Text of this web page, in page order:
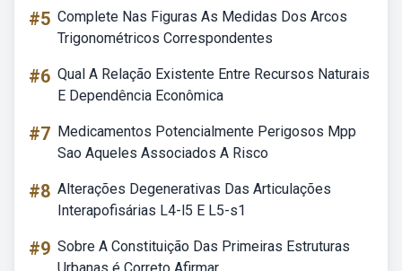
#5 Complete Nas Figuras As Medidas Dos Arcos
Trigonométricos Correspondentes
#6 Qual A Relação Existente Entre Recursos Naturais
E Dependência Econômica
#7 Medicamentos Potencialmente Perigosos Mpp
Sao Aqueles Associados A Risco
#8 Alterações Degenerativas Das Articulações
Interapofisárias L4-l5 E L5-s1
#9 Sobre A Constituição Das Primeiras Estruturas